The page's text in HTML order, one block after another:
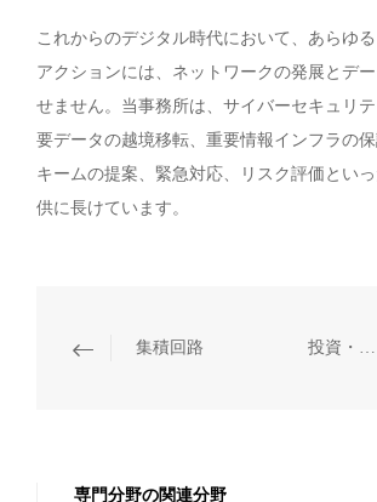
これからのデジタル時代において、あらゆ
アクションには、ネットワークの発展とデ
せません。当事務所は、サイバーセキュリ
要データの越境移転、重要情報インフラの
キームの提案、緊急対応、リスク評価とい
供に長けています。
集積回路 投資・融資、M&A、資本市場
専門分野の関連分野